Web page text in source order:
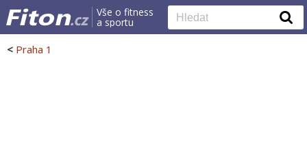
Vše o fitness
a sportu
< Praha 1